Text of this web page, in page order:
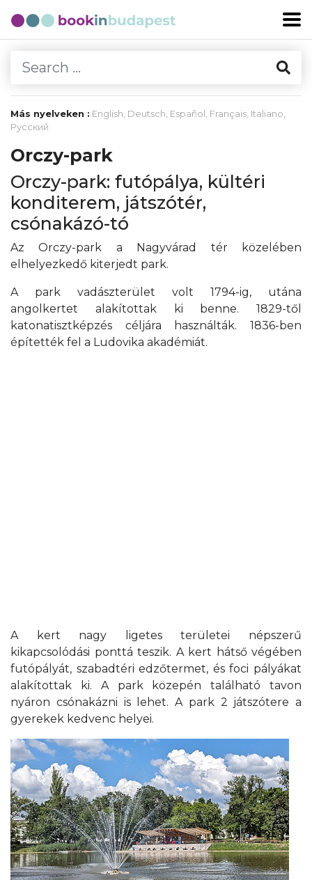
Más nyelveken : English, Deutsch, Español , Français, Italiano,
Русский
Orczy-park
Orczy-park: futópálya, kültéri
konditerem, játszótér,
csónakázó-tó
Az Orczy-park a Nagyvárad tér közelében
elhelyezkedő kiterjedt park.
A park vadászterület volt 1794-ig, utána
angolkertet alakítottak ki benne. 1829-től
katonatisztképzés céljára használták. 1836-ben
építették fel a Ludovika akadémiát.
A kert nagy ligetes területei népszerű
kikapcsolódási ponttá teszik. A kert hátső végében
futópályát, szabadtéri edzőtermet, és foci pályákat
alakítottak ki. A park közepén található tavon
nyáron csónakázni is lehet. A park 2 játszótere a
gyerekek kedvenc helyei.